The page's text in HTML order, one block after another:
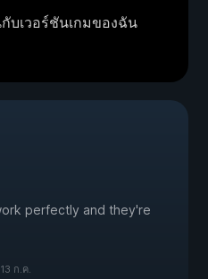
บเวอร์ชันเกมของฉัน
perfectly and they're
13 ก.ค.